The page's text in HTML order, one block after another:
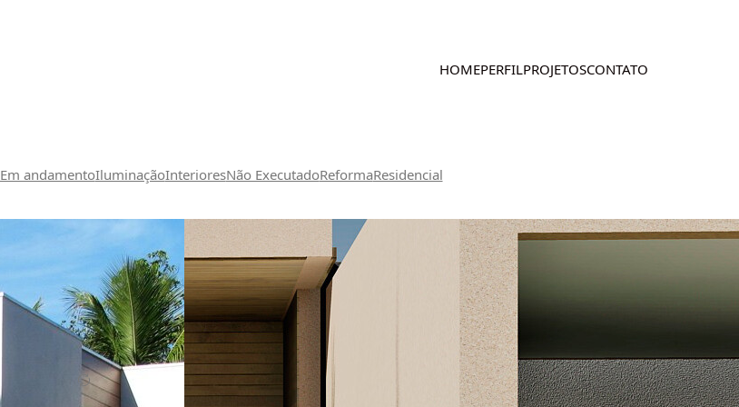
HOMEPERFILPROJETOSCONTATO
Em andamentoIluminaçãoInterioresNão ExecutadoReformaResidencial